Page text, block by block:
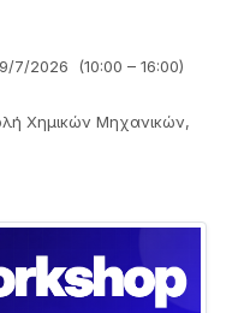
7/2026 (10:00 – 16:00)
Χημικών Μηχανικών,